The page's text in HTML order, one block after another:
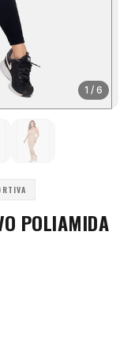
1 / 6
POLIAMIDA